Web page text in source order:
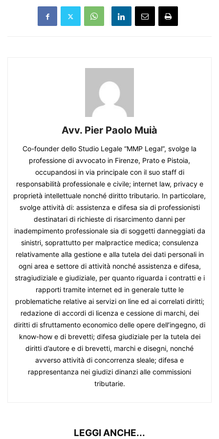
Avv. Pier Paolo Muià
Co-founder dello Studio Legale “MMP Legal”, svolge la
professione di avvocato in Firenze, Prato e Pistoia,
occupandosi in via principale con il suo staff di
responsabilità professionale e civile; internet law, privacy e
proprietà intellettuale nonché diritto tributario. In particolare,
svolge attività di: assistenza e difesa sia di professionisti
destinatari di richieste di risarcimento danni per
inadempimento professionale sia di soggetti danneggiati da
sinistri, soprattutto per malpractice medica; consulenza
relativamente alla gestione e alla tutela dei dati personali in
ogni area e settore di attività nonché assistenza e difesa,
stragiudiziale e giudiziale, per quanto riguarda i contratti e i
rapporti tramite internet ed in generale tutte le
problematiche relative ai servizi on line ed ai correlati diritti;
redazione di accordi di licenza e cessione di marchi, dei
diritti di sfruttamento economico delle opere dell’ingegno, di
know-how e di brevetti; difesa giudiziale per la tutela dei
diritti d’autore e di brevetti, marchi e disegni, nonché
avverso attività di concorrenza sleale; difesa e
rappresentanza nei giudizi dinanzi alle commissioni
tributarie.
LEGGI ANCHE...